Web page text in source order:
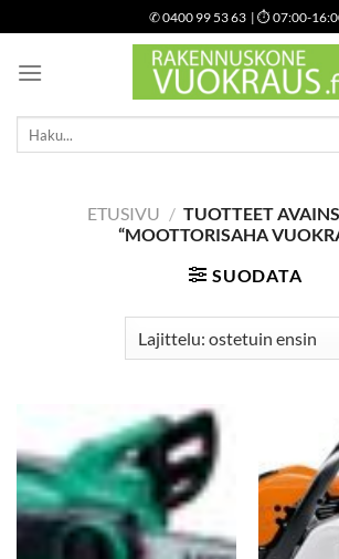
to
content
✆0400 99 53 63 | ⏱ 07:00-
Etsi:
ETUSIVU / TUOTTEET
“MOOTTORISAHA
SUODATA